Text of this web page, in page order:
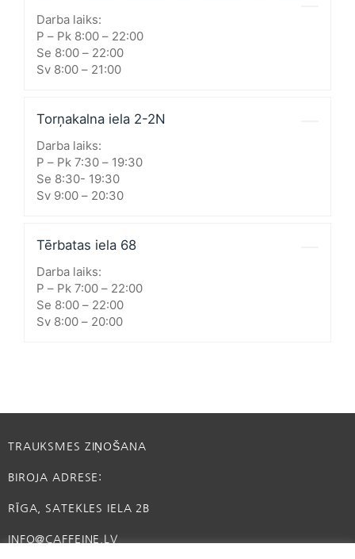
Darba laiks:
P – Pk 8:00 – 22:00
Se 8:00 – 22:00
Sv 8:00 – 21:00
Torņakalna iela 2-2N
Darba laiks:
P – Pk 7:30 – 19:30
Se 8:30- 19:30
Sv 9:00 – 20:30
Tērbatas iela 68
Darba laiks:
P – Pk 7:00 – 22:00
Se 8:00 – 22:00
Sv 8:00 – 20:00
TRAUKSMES ZIŅOŠANA
BIROJA ADRESE:
RĪGA, SATEKLES IELA 2B
INFO@CAFFEINE.LV